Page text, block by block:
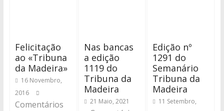
Felicitação
ao «Tribuna
da Madeira»
16 Novembro,
2016
Comentários
Nas bancas
a edição
1119 do
Tribuna da
Madeira
21 Maio, 2021
Edição nº
1291 do
Semanário
Tribuna da
Madeira
11 Setembro,